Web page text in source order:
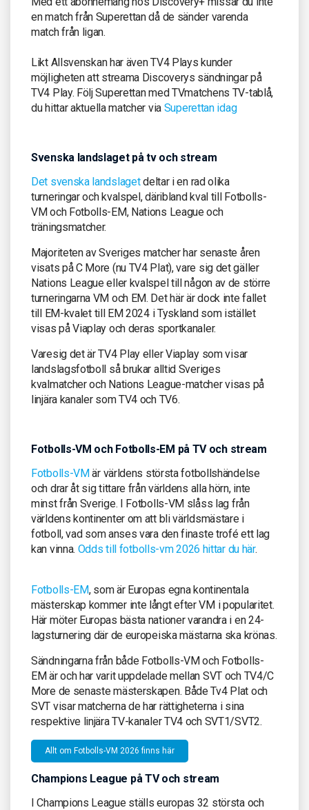
en match från Superettan då de sänder varenda
match från ligan.
Likt Allsvenskan har även TV4 Plays kunder
möjligheten att streama Discoverys sändningar på
TV4 Play. Följ Superettan med TVmatchens TV-tablå,
du hittar aktuella matcher via Superettan idag
Svenska landslaget på tv och stream
Det svenska landslagetdeltar i en rad olika
turneringar och kvalspel, däribland kval till Fotbolls-
VM och Fotbolls-EM, Nations League och
träningsmatcher.
Majoriteten av Sveriges matcher har senaste åren
visats på C More (nu TV4 Plat), vare sig det gäller
Nations League eller kvalspel till någon av de större
turneringarna VM och EM. Det här är dock inte fallet
till EM-kvalet till EM 2024 i Tyskland som istället
visas på Viaplay och deras sportkanaler.
Varesig det är TV4 Play eller Viaplay som visar
landslagsfotboll så brukar alltid Sveriges
kvalmatcher och Nations League-matcher visas på
linjära kanaler som TV4 och TV6.
Fotbolls-VM och Fotbolls-EM på TV och stream
Fotbolls-VMär världens största fotbollshändelse
och drar åt sig tittare från världens alla hörn, inte
minst från Sverige. I Fotbolls-VM slåss lag från
världens kontinenter om att bli världsmästare i
fotboll, vad som anses vara den finaste trofé ett lag
kan vinna. Odds till fotbolls-vm 2026 hittar du här.
Fotbolls-EM, som är Europas egna kontinentala
mästerskap kommer inte långt efter VM i popularitet.
Här möter Europas bästa nationer varandra i en 24-
lagsturnering där de europeiska mästarna ska krönas.
Sändningarna från både Fotbolls-VM och Fotbolls-
EM är och har varit uppdelade mellan SVT och TV4/C
More de senaste mästerskapen. Både Tv4 Plat och
SVT visar matcherna de har rättigheterna i sina
respektive linjära TV-kanaler TV4 och SVT1/SVT2.
Allt om Fotbolls-VM 2026 finns här
Champions League på TV och stream
I Champions League ställs europas 32 största och